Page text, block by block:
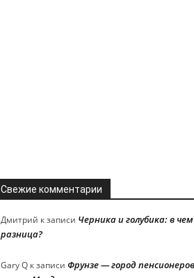
Свежие комментарии
Дмитрий к записи Черника и голубика: в чем
разница?
Gary Q к записи Фрунзе — город